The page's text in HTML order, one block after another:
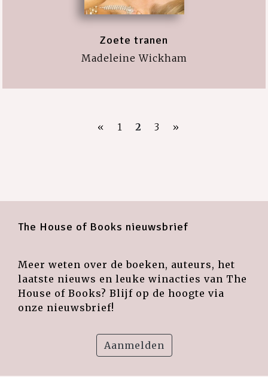
Zoete tranen
Madeleine Wickham
« 1 2 3 »
The House of Books nieuwsbrief
Meer weten over de boeken, auteurs, het
laatste nieuws en leuke winacties van The
House of Books? Blijf op de hoogte via
onze nieuwsbrief!
Aanmelden